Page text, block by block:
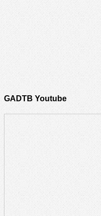
GADTB Youtube